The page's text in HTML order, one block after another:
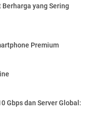
yang Sering
Premium
Gbps dan Server Global: